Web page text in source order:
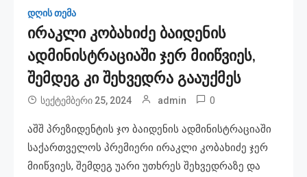
დღის თემა
ირაკლი კობახიძე ბაიდენის
ადმინისტრაციაში ჯერ მიიწვიეს,
შემდეგ კი შეხვედრა გააუქმეს
სექტემბერი 25, 2024 admin 0
აშშ პრეზიდენტის ჯო ბაიდენის ადმინისტრაციაში
საქართველოს პრემიერი ირაკლი კობახიძე ჯერ
მიიწვიეს, შემდეგ უარი უთხრეს შეხვედრაზე და